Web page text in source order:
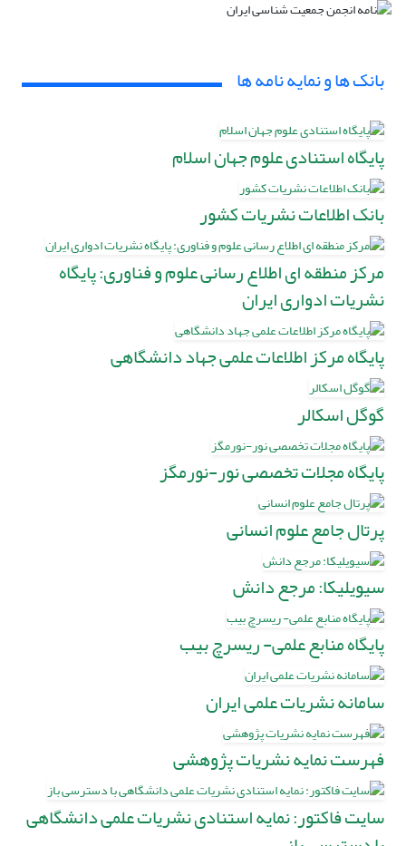
بانک ها و نمایه نامه ها
پایگاه استنادی علوم جهان اسلام
بانک اطلاعات نشریات کشور
مرکز منطقه ای اطلاع رسانی علوم و فناوری: پایگاه
نشریات ادواری ایران
پایگاه مرکز اطلاعات علمی جهاد دانشگاهی
گوگل اسکالر
پایگاه مجلات تخصصی نور-نورمگز
پرتال جامع علوم انسانی
سیویلیکا: مرجع دانش
پایگاه منابع علمی- ریسرچ بیب
سامانه نشریات علمی ایران
فهرست نمایه نشریات پژوهشی
سایت فاکتور: نمایه استنادی نشریات علمی دانشگاهی